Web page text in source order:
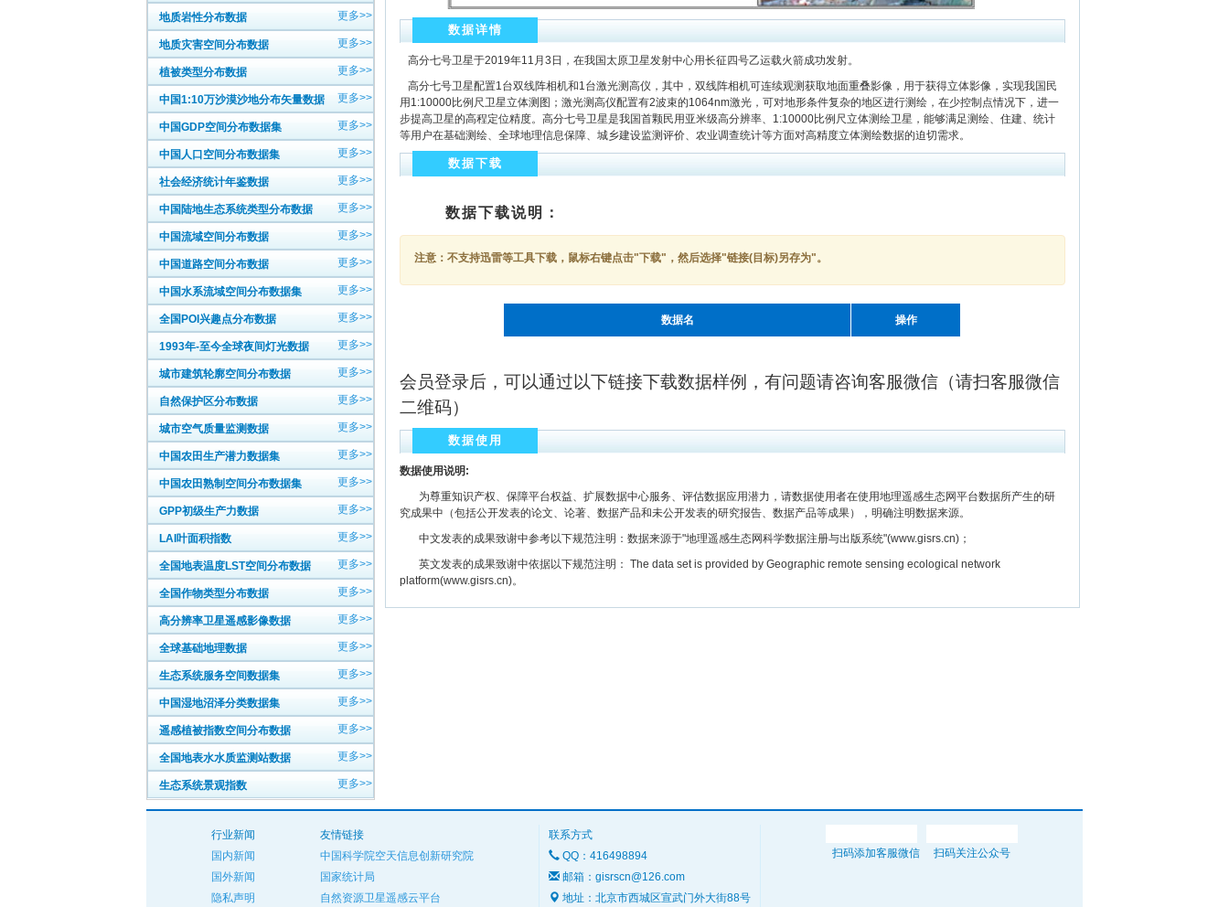
地质岩性分布数据 更多>>
地质灾害空间分布数据 更多>>
植被类型分布数据 更多>>
中国1:10万沙漠沙地分布矢量数据 更多>>
中国GDP空间分布数据集 更多>>
中国人口空间分布数据集 更多>>
社会经济统计年鉴数据 更多>>
中国陆地生态系统类型分布数据 更多>>
中国流域空间分布数据 更多>>
中国道路空间分布数据 更多>>
中国水系流域空间分布数据集 更多>>
全国POI兴趣点分布数据 更多>>
1993年-至今全球夜间灯光数据 更多>>
城市建筑轮廓空间分布数据 更多>>
自然保护区分布数据 更多>>
城市空气质量监测数据 更多>>
中国农田生产潜力数据集 更多>>
中国农田熟制空间分布数据集 更多>>
GPP初级生产力数据 更多>>
LAI叶面积指数 更多>>
全国地表温度LST空间分布数据 更多>>
全国作物类型分布数据 更多>>
高分辨率卫星遥感影像数据 更多>>
全球基础地理数据 更多>>
生态系统服务空间数据集 更多>>
中国湿地沼泽分类数据集 更多>>
遥感植被指数空间分布数据 更多>>
全国地表水水质监测站数据 更多>>
生态系统景观指数 更多>>
数据详情
高分七号卫星于2019年11月3日，在我国太原卫星发射中心用长征四号乙运载火箭成功发射。
高分七号卫星配置1台双线阵相机和1台激光测高仪，其中，双线阵相机可连续观测获取地面重叠影像，用于获得立体影像，实现我国民
用1:10000比例尺卫星立体测图；激光测高仪配置有2波束的1064nm激光，可对地形条件复杂的地区进行测绘，在少控制点情况下，进一
步提高卫星的高程定位精度。高分七号卫星是我国首颗民用亚米级高分辨率、1:10000比例尺立体测绘卫星，能够满足测绘、住建、统计
等用户在基础测绘、全球地理信息保障、城乡建设监测评价、农业调查统计等方面对高精度立体测绘数据的迫切需求。
数据下载
数据下载说明：
注意：不支持迅雷等工具下载，鼠标右键点击"下载"，然后选择"链接(目标)另存为"。
数据名 操作
会员登录后，可以通过以下链接下载数据样例，有问题请咨询客服微信（请扫客服微信
二维码）
数据使用
数据使用说明:
为尊重知识产权、保障平台权益、扩展数据中心服务、评估数据应用潜力，请数据使用者在使用地理遥感生态网平台数据所产生的研
究成果中（包括公开发表的论文、论著、数据产品和未公开发表的研究报告、数据产品等成果），明确注明数据来源。
中文发表的成果致谢中参考以下规范注明：数据来源于"地理遥感生态网科学数据注册与出版系统"(www.gisrs.cn)；
英文发表的成果致谢中依据以下规范注明： The data set is provided by Geographic remote sensing ecological network
platform(www.gisrs.cn)。
行业新闻
国内新闻
国外新闻
隐私声明
友情链接
中国科学院空天信息创新研究院
国家统计局
自然资源卫星遥感云平台
联系方式
QQ：416498894
邮箱：gisrscn@126.com
地址：北京市西城区宣武门外大街88号
扫码添加客服微信 扫码关注公众号